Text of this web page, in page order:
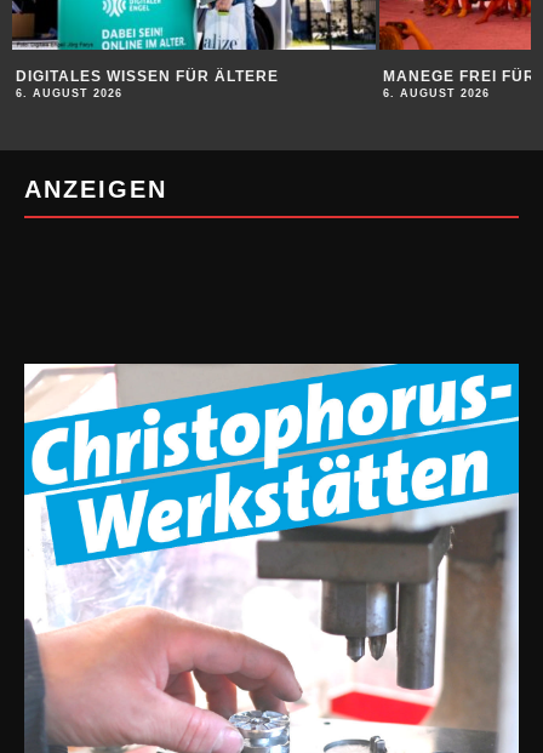
DIGITALES WISSEN FÜR ÄLTERE
6. AUGUST 2026
MANEGE FREI FÜR
6. AUGUST 2026